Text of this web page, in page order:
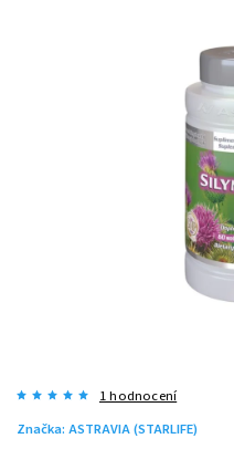
1 hodnocení
Značka: ASTRAVIA (STARLIFE)